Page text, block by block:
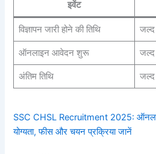
इवेंट
विज्ञापन जारी होने की तिथि जल्द
ऑनलाइन आवेदन शुरू जल्द
अंतिम तिथि जल्द
SSC CHSL Recruitment 2025:
योग्यता, फीस और चयन प्रक्रिया जानें